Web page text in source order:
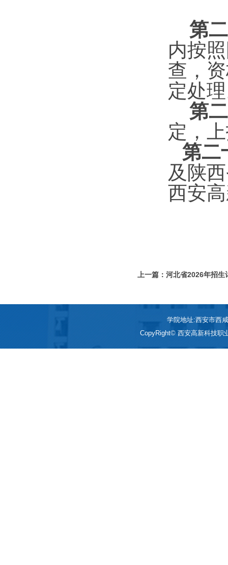
第
内按
查，
定处
第
定，
第二
及陕
西安
上一篇：河北省2026年招
学院地址:西安市西
CopyRight© 西安高新科技职